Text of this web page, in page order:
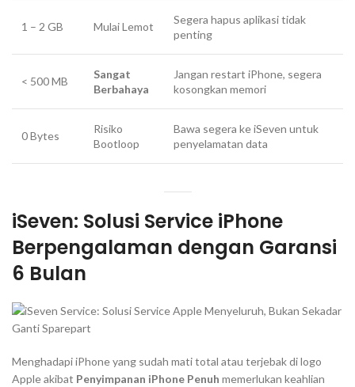
1 – 2 GB Mulai Lemot
Segera hapus aplikasi tidak
penting
< 500 MB
Sangat
Berbahaya
Jangan restart iPhone, segera
kosongkan memori
0 Bytes
Risiko
Bootloop
Bawa segera ke iSeven untuk
penyelamatan data
iSeven: Solusi Service iPhone
Berpengalaman dengan Garansi
6 Bulan
Menghadapi iPhone yang sudah mati total atau terjebak di logo
Apple akibat Penyimpanan iPhone Penuh memerlukan keahlian